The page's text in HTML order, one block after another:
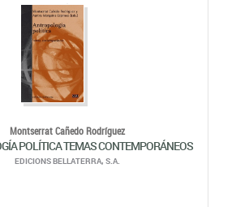
Montserrat Cañedo Rodríguez
POLÍTICA TEMAS CONTEMPORÁNEOS
EDICIONS BELLATERRA, S.A.